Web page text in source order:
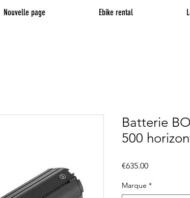
Nouvelle page Ebike rental
Batterie
500
€635.00Price
Marque *